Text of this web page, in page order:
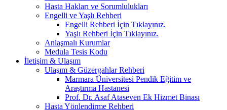
Hasta Hakları ve Sorumlulukları
Engelli ve Yaşlı Rehberi
Engelli Rehberi İçin Tıklayınız.
Yaşlı Rehberi İçin Tıklayınız.
Anlaşmalı Kurumlar
Medula Tesis Kodu
İletişim & Ulaşım
Ulaşım & Güzergahlar Rehberi
Marmara Üniversitesi Pendik Eğitim ve
Araştırma Hastanesi
Prof. Dr. Asaf Ataseven Ek Hizmet Binası
Hasta Yönlendirme Rehberi